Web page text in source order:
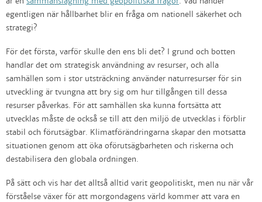
egentligen när hållbarhet blir en fråga om nationell säkerhet och
strategi?
För det första, varför skulle den ens bli det? I grund och botten
handlar det om strategisk användning av resurser, och alla
samhällen som i stor utsträckning använder naturresurser för sin
utveckling är tvungna att bry sig om hur tillgången till dessa
resurser påverkas. För att samhällen ska kunna fortsätta att
utvecklas måste de också se till att den miljö de utvecklas i förblir
stabil och förutsägbar. Klimatförändringarna skapar den motsatta
situationen genom att öka oförutsägbarheten och riskerna och
destabilisera den globala ordningen.
På sätt och vis har det alltså alltid varit geopolitiskt, men nu när vår
förståelse växer för att morgondagens värld kommer att vara en